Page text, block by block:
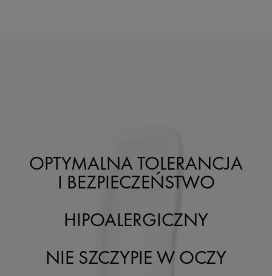
OPTYMALNA TOLERANCJA
I BEZPIECZEŃSTWO
HIPOALERGICZNY
NIE SZCZYPIE W OCZY